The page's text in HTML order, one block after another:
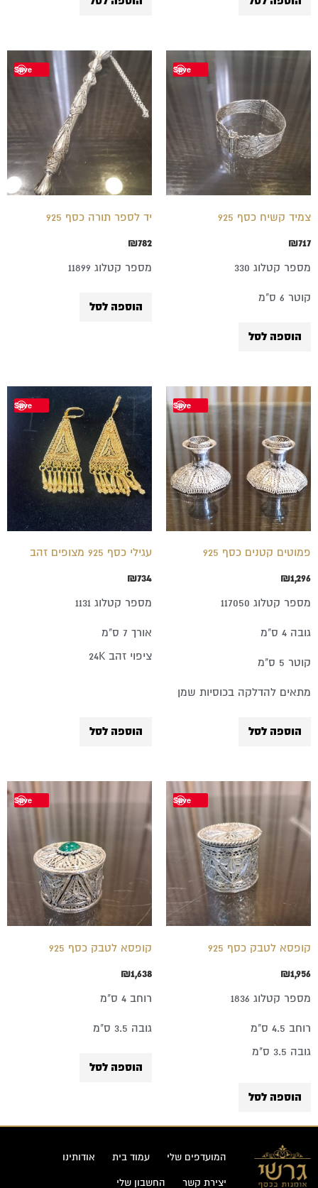
Save
צמיד קשיח כסף 925
₪717
מספר קטלוג 330
קוטר 6 ס"מ
הוספה לסל
Save
יד לספר תורה כסף 925
₪782
מספר קטלוג 11899
הוספה לסל
Save
פמוטים קטנים כסף 925
₪1,296
מספר קטלוג 117050
גובה 4 ס"מ
קוטר 5 ס"מ
מתאים להדלקה בכוסיות שמן
הוספה לסל
Save
עגילי כסף 925 מצופים זהב
₪734
מספר קטלוג 1131
אורך 7 ס"מ
ציפוי זהב 24K
הוספה לסל
Save
קופסא לטבק כסף 925
₪1,956
מספר קטלוג 1836
רוחב 4.5 ס"מ
גובה 3.5 ס"מ
הוספה לסל
Save
קופסא לטבק כסף 925
₪1,638
רוחב 4 ס"מ
גובה 3.5 ס"מ
הוספה לסל
המועדפים שלי עמוד בית אודותינו
יצירת קשר החשבון שלי